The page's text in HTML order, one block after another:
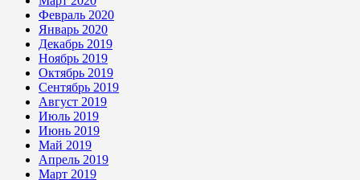
Февраль 2020
Январь 2020
Декабрь 2019
Ноябрь 2019
Октябрь 2019
Сентябрь 2019
Август 2019
Июль 2019
Июнь 2019
Май 2019
Апрель 2019
Март 2019